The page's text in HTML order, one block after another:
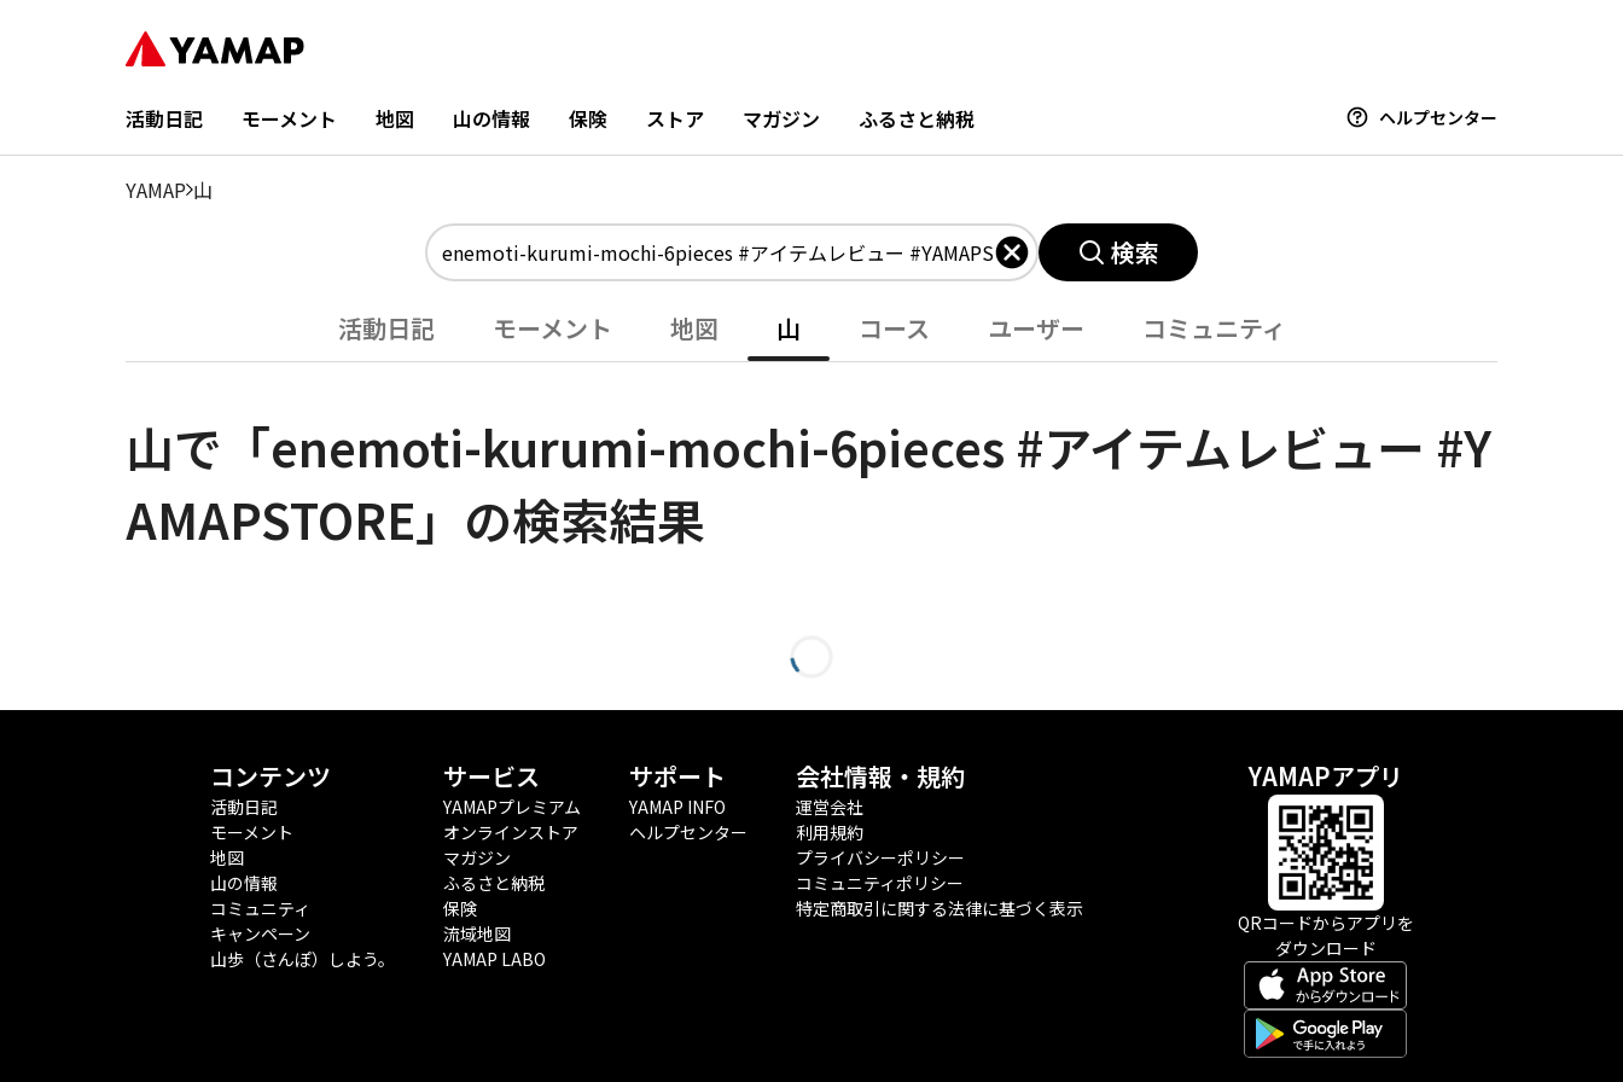
活動日記 モーメント 地図 山の情報 保険 ストア マガジン ふるさと納税 ヘルプセンター
YAMAP 山
検索
活動日記 モーメント 地図 山 コース ユーザー コミュニティ
山で「enemoti-kurumi-mochi-6pieces #アイテムレビュー #Y
AMAPSTORE」の検索結果
コンテンツ
活動日記
モーメント
地図
山の情報
コミュニティ
キャンペーン
山歩（さんぽ）しよう。
サービス
YAMAPプレミアム
オンラインストア
マガジン
ふるさと納税
保険
流域地図
YAMAP LABO
サポート
YAMAP INFO
ヘルプセンター
会社情報・規約
運営会社
利用規約
プライバシーポリシー
コミュニティポリシー
特定商取引に関する法律に基づく表示
YAMAPアプリ
QRコードからアプリを
ダウンロード